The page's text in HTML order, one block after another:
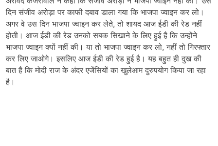
दिन संजीव अरोड़ा पर काफी दबाव डाला गया कि भाजपा ज्वाइन कर लो।
अगर वे उस दिन भाजपा ज्वाइन कर लेते, तो शायद आज ईडी की रेड नहीं
होती। आज ईडी की रेड उनको सबक सिखाने के लिए हुई है कि उन्होंने
भाजपा ज्वाइन क्यों नहीं की। या तो भाजपा ज्वाइन कर लो, नहीं तो गिरफ्तार
कर लिए जाओगे। इसलिए आज ईडी की रेड हुई है। यह बहुत ही दुख की
बात है कि मोदी राज के अंदर एजेंसियों का खुलेआम दुरुपयोग किया जा रहा
है।